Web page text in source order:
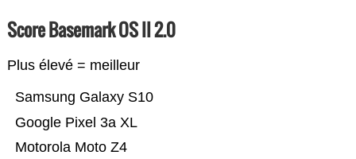
Score Basemark OS II 2.0
Plus élevé = meilleur
Motorola Moto Z4
Google Pixel 3a XL
Samsung Galaxy S10